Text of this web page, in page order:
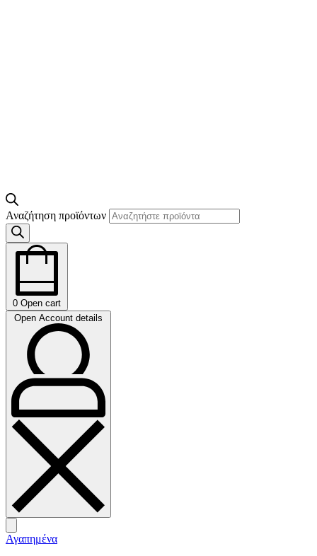
Αναζήτηση προϊόντων
0 Open cart
Open Account details
Αγαπημένα